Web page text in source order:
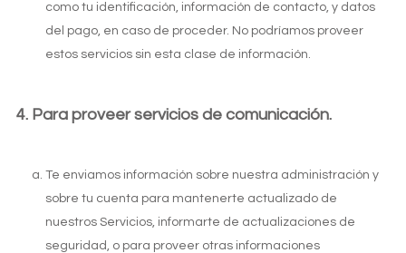
como tu identificación, información de contacto, y datos
del pago, en caso de proceder. No podríamos proveer
estos servicios sin esta clase de información.
Para proveer servicios de comunicación.
Te enviamos información sobre nuestra administración y
sobre tu cuenta para mantenerte actualizado de
nuestros Servicios, informarte de actualizaciones de
seguridad, o para proveer otras informaciones